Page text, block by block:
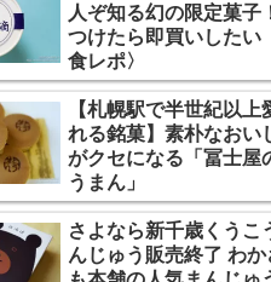
人ぞ知る幻の限定菓子
つけたら即買いしたい
食レポ〉
【札幌駅で半世紀以上
れる銘菓】素朴なおい
がクセになる「冨士屋
うまん」
さよなら新千歳くうこ
んじゅう販売終了 わか